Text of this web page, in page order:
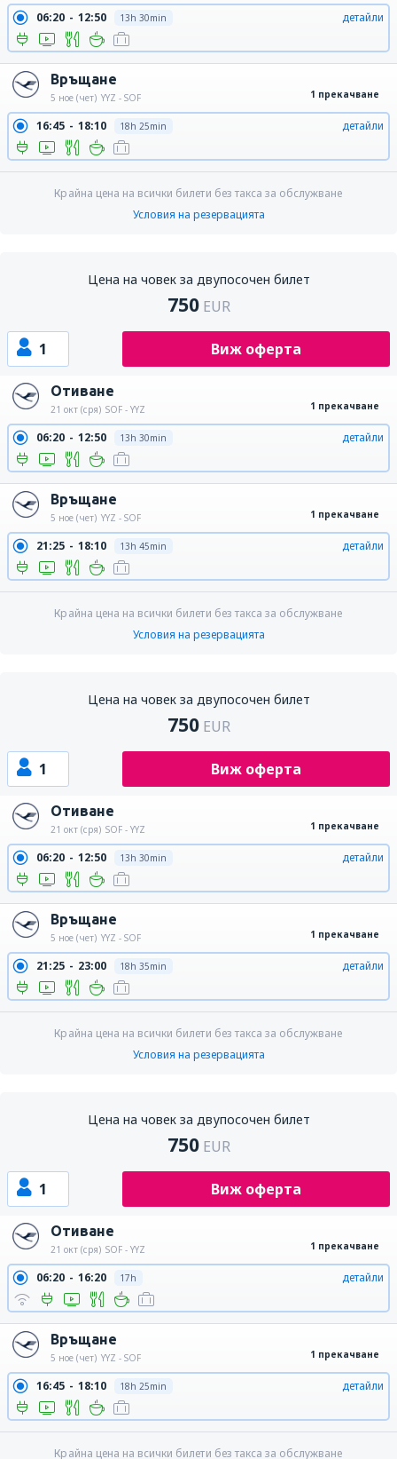
06:20 12:50 13h 30min детайли
Връщане
5 ное (чет) YYZ - SOF 1 прекачване
16:45 18:10 18h 25min детайли
Крайна цена на всички билети без такса за обслужване
Условия на резервацията
Цена на човек за двупосочен билет
750 EUR
1 Виж оферта
Отиване
21 окт (сря) SOF - YYZ 1 прекачване
06:20 12:50 13h 30min детайли
Връщане
5 ное (чет) YYZ - SOF 1 прекачване
21:25 18:10 13h 45min детайли
Крайна цена на всички билети без такса за обслужване
Условия на резервацията
Цена на човек за двупосочен билет
750 EUR
1 Виж оферта
Отиване
21 окт (сря) SOF - YYZ 1 прекачване
06:20 12:50 13h 30min детайли
Връщане
5 ное (чет) YYZ - SOF 1 прекачване
21:25 23:00 18h 35min детайли
Крайна цена на всички билети без такса за обслужване
Условия на резервацията
Цена на човек за двупосочен билет
750 EUR
1 Виж оферта
Отиване
21 окт (сря) SOF - YYZ 1 прекачване
06:20 16:20 17h детайли
Връщане
5 ное (чет) YYZ - SOF 1 прекачване
16:45 18:10 18h 25min детайли
Крайна цена на всички билети без такса за обслужване